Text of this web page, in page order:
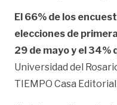
El 66% de los
elecciones de
29 de mayo y el 34%
Universidad del
TIEMPO Casa